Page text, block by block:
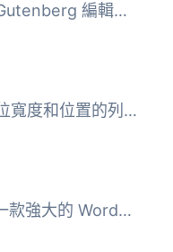
CoBlocks 是一款為 Gutenberg 編輯器設計的創新頁面建構外掛...
想要輕鬆設定自訂欄位寬度和位置的列排版嗎？也許您想要在文...
GenerateBlocks 是一款強大的 WordPress 外掛，能夠為編輯器...